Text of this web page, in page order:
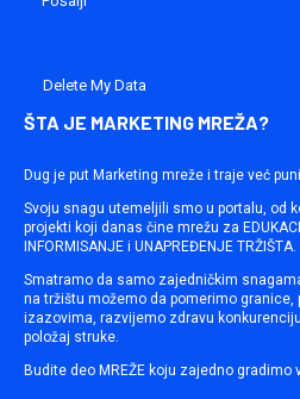
Delete My Data
ŠTA JE MARKETING MREŽA?
Dug je put Marketing mreže i traje već
Svoju snagu utemeljili smo u portalu, od
projekti koji danas čine mrežu za
INFORMISANJE i UNAPREĐENJE TRŽIŠTA.
Smatramo da samo zajedničkim
na tržištu možemo da pomerimo
izazovima, razvijemo zdravu
položaj struke.
Budite deo MREŽE koju zajedno gradimo